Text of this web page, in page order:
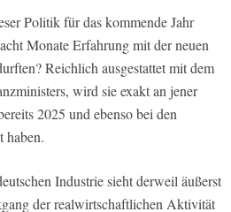
Politik für das kommende Jahr
Monate Erfahrung mit der neuen
Reichlich ausgestattet mit dem
wird sie exakt an jener
2025 und ebenso bei den
haben.
Industrie sieht derweil äußerst
der realwirtschaftlichen Aktivität